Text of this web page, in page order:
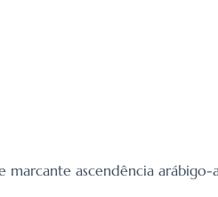
ascendência